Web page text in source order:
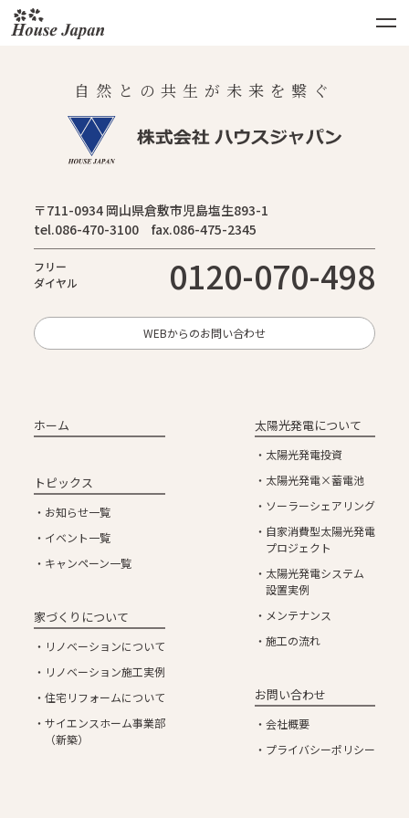
自然との共生が未来を繋ぐ
〒711-0934 岡山県倉敷市児島塩生893-1
tel.086-470-3100 fax.086-475-2345
フリー
ダイヤル
0120-070-498
WEBからのお問い合わせ
ホーム
トピックス
お知らせ一覧
イベント一覧
キャンペーン一覧
家づくりについて
リノベーションについて
リノベーション施工実例
住宅リフォームについて
サイエンスホーム事業部
（新築）
太陽光発電について
太陽光発電投資
太陽光発電×蓄電池
ソーラーシェアリング
自家消費型太陽光発電
プロジェクト
太陽光発電システム
設置実例
メンテナンス
施工の流れ
お問い合わせ
会社概要
プライバシーポリシー